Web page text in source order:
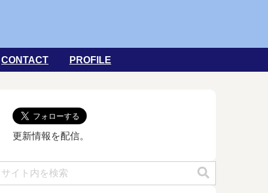
CONTACT PROFILE
更新情報を配信。